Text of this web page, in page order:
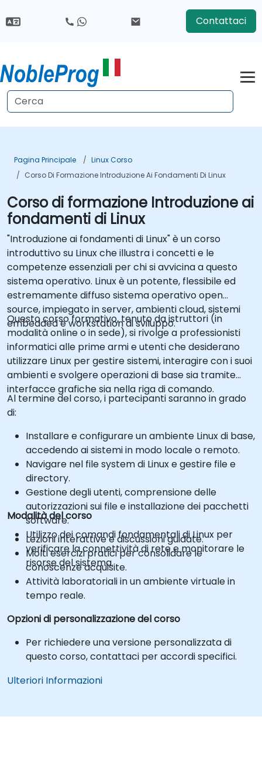
Contattaci
Pagina Principale
Linux Corso
Corso Di Formazione Introduzione Ai Fondamenti Di Linux
Corso di formazione Introduzione ai
fondamenti di Linux
"Introduzione ai fondamenti di Linux" è un corso
introduttivo su Linux che illustra i concetti e le
competenze essenziali per chi si avvicina a questo
sistema operativo. Linux è un potente, flessibile ed
estremamente diffuso sistema operativo open
source, impiegato in server, ambienti cloud, sistemi
embedded e workstation di sviluppo.
Questo corso formativo, tenuto da istruttori (in
modalità online o in sede), si rivolge a professionisti
informatici alle prime armi e utenti che desiderano
utilizzare Linux per gestire sistemi, interagire con i suoi
ambienti e svolgere operazioni di base sia tramite
interfacce grafiche sia nella riga di comando.
Al termine del corso, i partecipanti saranno in grado
di:
Installare e configurare un ambiente Linux di base,
accedendo ai sistemi in modo locale o remoto.
Navigare nel file system di Linux e gestire file e
directory.
Gestione degli utenti, comprensione delle
autorizzazioni sui file e installazione dei pacchetti
software.
Utilizzo dei comandi fondamentali di Linux per
verificare la connettività di rete e monitorare le
risorse del sistema.
Modalità del corso
Lezioni interattive e discussioni guidate.
Molti esercizi pratici per consolidare le
conoscenze acquisite.
Attività laboratoriali in un ambiente virtuale in
tempo reale.
Opzioni di personalizzazione del corso
Per richiedere una versione personalizzata di
questo corso, contattaci per accordi specifici.
Ulteriori Informazioni